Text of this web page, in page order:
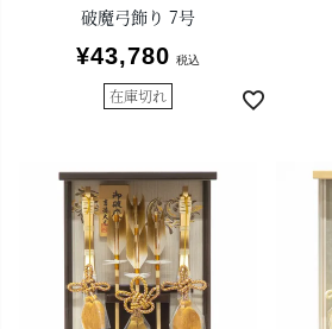
破魔弓飾り 7号
¥43,780 税込
在庫切れ